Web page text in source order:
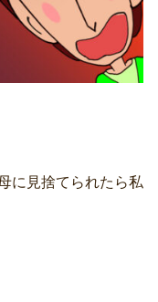
に見捨てられたら私